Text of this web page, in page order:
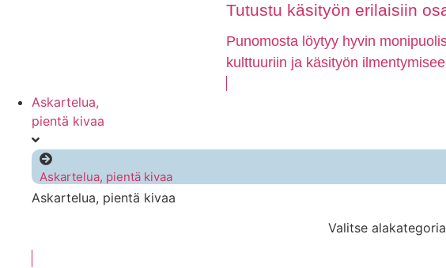
Tutustu käsityön erilaisiin
Punomosta löytyy hyvin
kulttuuriin ja käsityön
Askartelua,
pientä kivaa
Askartelua, pientä kivaa
Askartelua, pientä kivaa
Valitse